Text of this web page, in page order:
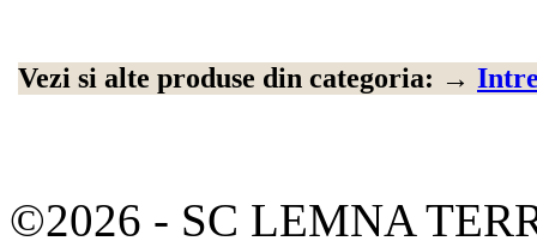
Vezi si alte produse din categoria: →
©2026 - SC LEMNA